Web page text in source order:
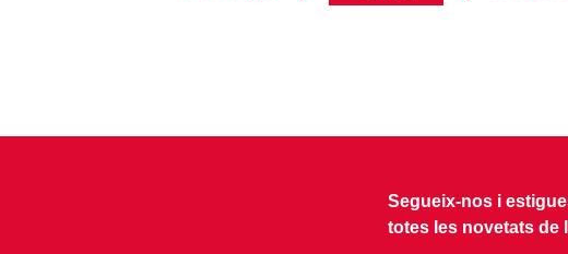
Segueix-nos i
totes les novetats de